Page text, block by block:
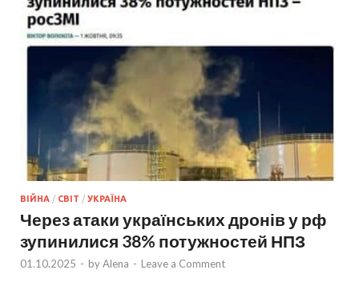
ВІЙНА / СВІТ / УКРАЇНА
Через атаки українських дронів у рф
зупинилися 38% потужностей НПЗ
01.10.2025 - byAlena - Leave a Comment